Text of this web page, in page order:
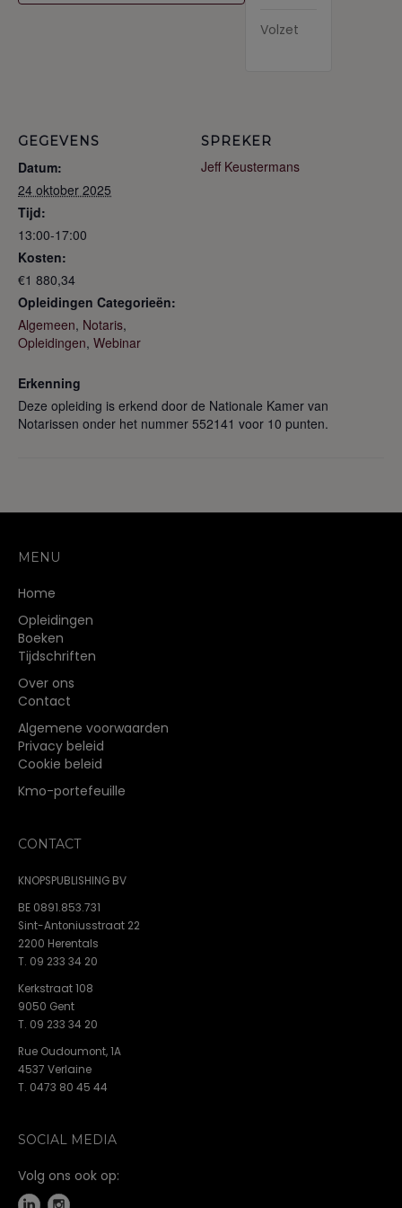
Volzet
GEGEVENS
Datum:
24 oktober 2025
Tijd:
13:00-17:00
Kosten:
€1 880,34
Opleidingen Categorieën:
Algemeen, Notaris,
Opleidingen, Webinar
SPREKER
Jeff Keustermans
Erkenning
Deze opleiding is erkend door de Nationale Kamer van
Notarissen onder het nummer 552141 voor 10 punten.
MENU
Home
Opleidingen
Boeken
Tijdschriften
Over ons
Contact
Algemene voorwaarden
Privacy beleid
Cookie beleid
Kmo-portefeuille
CONTACT
KNOPSPUBLISHING BV
BE 0891.853.731
Sint-Antoniusstraat 22
2200 Herentals
T. 09 233 34 20
Kerkstraat 108
9050 Gent
T. 09 233 34 20
Rue Oudoumont, 1A
4537 Verlaine
T. 0473 80 45 44
SOCIAL MEDIA
Volg ons ook op: